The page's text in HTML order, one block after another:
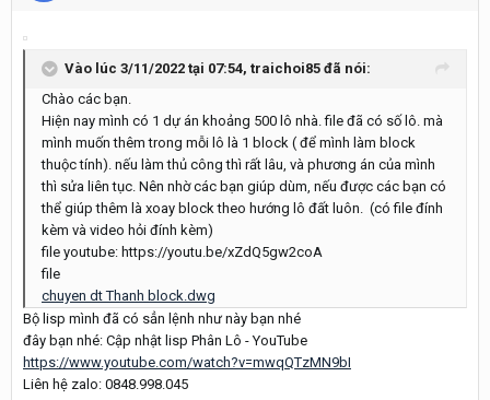
Vào lúc 3/11/2022 tại 07:54, traichoi85 đã nói:
Chào các bạn.
Hiện nay mình có 1 dự án khoảng 500 lô nhà. file đã có số lô. mà
mình muốn thêm trong mỗi lô là 1 block ( để mình làm block
thuộc tính). nếu làm thủ công thì rất lâu, và phương án của mình
thì sửa liên tục. Nên nhờ các bạn giúp dùm, nếu được các bạn có
thể giúp thêm là xoay block theo hướng lô đất luôn. (có file đính
kèm và video hỏi đính kèm)
file youtube: https://youtu.be/xZdQ5gw2coA
file
chuyen dt Thanh block.dwg
Bộ lisp mình đã có sẳn lệnh như này bạn nhé
đây bạn nhé: Cập nhật lisp Phân Lô - YouTube
https://www.youtube.com/watch?v=mwqQTzMN9bI
Liên hệ zalo: 0848.998.045